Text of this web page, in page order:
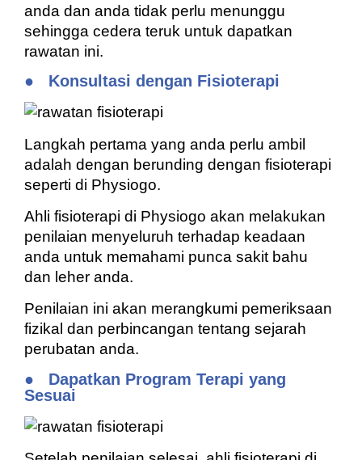
anda dan anda tidak perlu menunggu
sehingga cedera teruk untuk dapatkan
rawatan ini.
● Konsultasi dengan Fisioterapi
Langkah pertama yang anda perlu ambil
adalah dengan berunding dengan fisioterapi
seperti di Physiogo.
Ahli fisioterapi di Physiogo akan melakukan
penilaian menyeluruh terhadap keadaan
anda untuk memahami punca sakit bahu
dan leher anda.
Penilaian ini akan merangkumi pemeriksaan
fizikal dan perbincangan tentang sejarah
perubatan anda.
● Dapatkan Program Terapi yang
Sesuai